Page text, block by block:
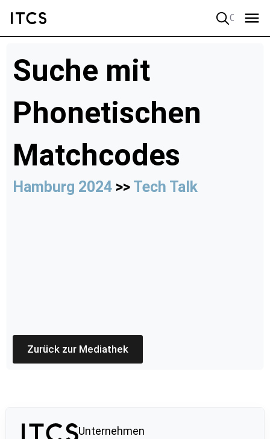
Suche mit
Phonetischen
Matchcodes
Hamburg 2024 >> Tech Talk
Zurück zur Mediathek
Unternehmen